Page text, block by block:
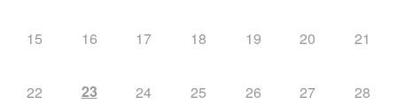
15 16 17 18 19 20 21
22 23 24 25 26 27 28